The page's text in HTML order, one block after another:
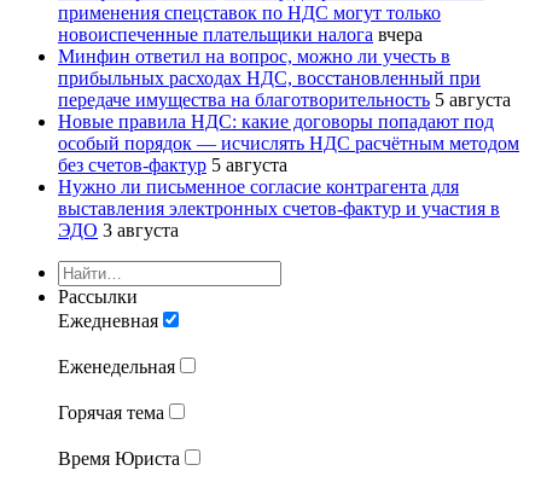
применения спецставок по НДС могут только
новоиспеченные плательщики налога вчера
Минфин ответил на вопрос, можно ли учесть в
прибыльных расходах НДС, восстановленный при
передаче имущества на благотворительность 5 августа
Новые правила НДС: какие договоры попадают под
особый порядок — исчислять НДС расчётным методом
без счетов-фактур 5 августа
Нужно ли письменное согласие контрагента для
выставления электронных счетов-фактур и участия в
ЭДО 3 августа
Рассылки
Ежедневная
Еженедельная
Горячая тема
Время Юриста